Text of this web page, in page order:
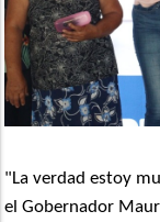
"La verdad estoy
el Gobernador